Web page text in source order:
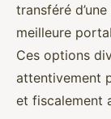
transféré
meilleure
Ces options
attentivement
et fiscalement